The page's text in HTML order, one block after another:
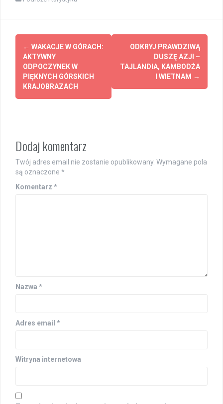
Post
navigation
← WAKACJE W GÓRACH:
AKTYWNY
ODPOCZYNEK W
PIĘKNYCH GÓRSKICH
KRAJOBRAZACH
ODKRYJ PRAWDZIWĄ
DUSZĘ AZJI –
TAJLANDIA, KAMBODŻA
I WIETNAM →
Dodaj komentarz
Twój adres email nie zostanie opublikowany. Wymagane pola
są oznaczone *
Komentarz *
Nazwa *
Adres email *
Witryna internetowa